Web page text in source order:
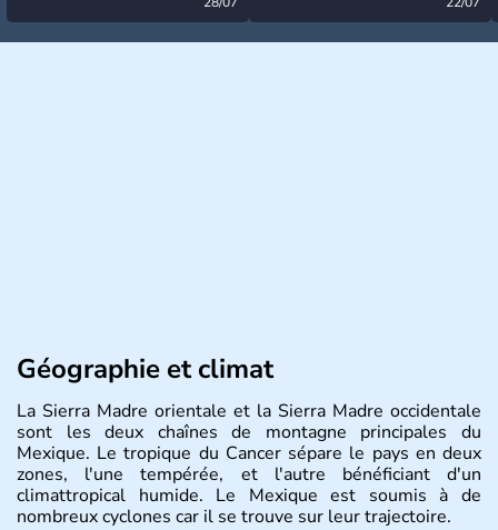
Géographie et climat
La Sierra Madre orientale et la Sierra Madre occidentale
sont les deux chaînes de montagne principales du
Mexique. Le tropique du Cancer sépare le pays en deux
zones, l'une tempérée, et l'autre bénéficiant d'un
climattropical humide. Le Mexique est soumis à de
nombreux cyclones car il se trouve sur leur trajectoire.